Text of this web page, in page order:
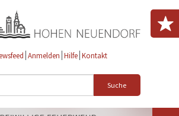
Anmelden Hilfe Kontakt
Suche